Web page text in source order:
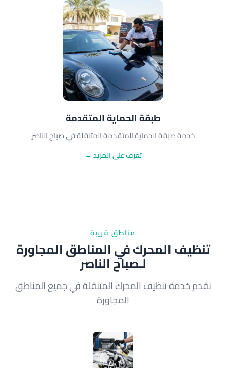
طبقة الحماية المتقدمة
خدمة طبقة الحماية المتقدمة المتنقلة في صباح الناصر
تعرف على المزيد ←
مناطق قريبة
تنظيف المحرك في المناطق المجاورة
لـصباح الناصر
نقدم خدمة تنظيف المحرك المتنقلة في جميع المناطق
المجاورة